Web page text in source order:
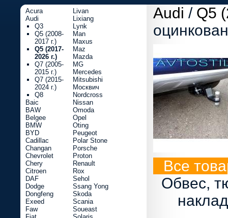
Audi / Q5
Все
Обвес,
Acura
Audi
Q3
Q5 (2008-
2017 г.)
Q5 (2017-
2026 г.)
Q7 (2005-
2015 г.)
Q7 (2015-
2024 г.)
Q8
Baic
BAW
Belgee
BMW
BYD
Cadillac
Changan
Chevrolet
Chery
Citroen
DAF
Dodge
Dongfeng
Exeed
Faw
Livan
Lixiang
Lynk
Man
Maxus
Maz
Mazda
MG
Mercedes
Mitsubishi
Москвич
Nordcross
Nissan
Omoda
Opel
Oting
Peugeot
Polar Stone
Porsche
Proton
Renault
Rox
Sehol
Ssang Yong
Skoda
Scania
Soueast